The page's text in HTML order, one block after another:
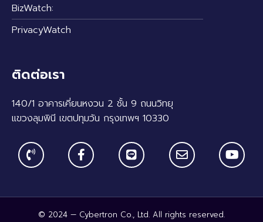
BizWatch:
PrivacyWatch
ติดต่อเรา
140/1 อาคารเคี่ยนหงวน 2 ชั้น 9 ถนนวิทยุ
แขวงลุมพินี เขตปทุมวัน กรุงเทพฯ 10330
© 2024 — Cybertron Co., Ltd. All rights reserved.